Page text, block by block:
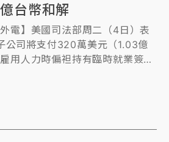
台幣和解
電】美國司法部周二（4日）表
公司將支付320萬美元（1.03億
用人力時偏袒持有臨時就業簽證
職者的指控。